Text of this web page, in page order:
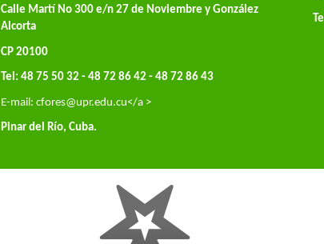
Calle Martí No 300 e/n 27 de Noviembre y González
Alcorta
CP 20100
Tel: 48 75 50 32 - 48 72 86 42 - 48 72 86 43
E-mail: cfores@upr.edu.cu</a >
Pinar del Río, Cuba.